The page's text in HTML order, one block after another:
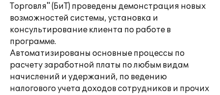
Торговля" (БиТ) проведены демонстрация новых
возможностей системы, установка и
консультирование клиента по работе в
программе.
Автоматизированы основные процессы по
расчету заработной платы по любым видам
начислений и удержаний, по ведению
налогового учета доходов сотрудников и прочих